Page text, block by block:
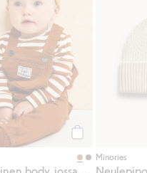
Minories